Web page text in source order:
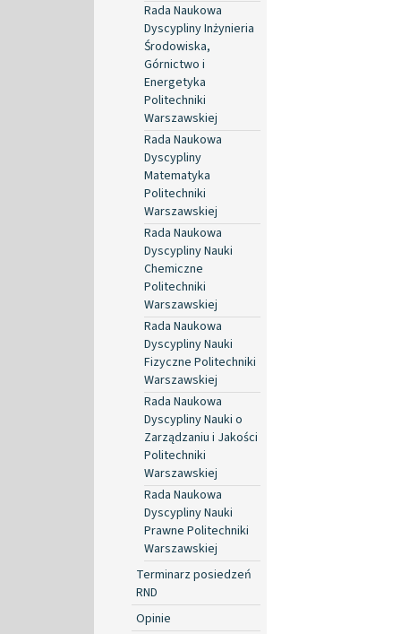
Rada Naukowa
Dyscypliny Inżynieria
Środowiska,
Górnictwo i
Energetyka
Politechniki
Warszawskiej
Rada Naukowa
Dyscypliny
Matematyka
Politechniki
Warszawskiej
Rada Naukowa
Dyscypliny Nauki
Chemiczne
Politechniki
Warszawskiej
Rada Naukowa
Dyscypliny Nauki
Fizyczne Politechniki
Warszawskiej
Rada Naukowa
Dyscypliny Nauki o
Zarządzaniu i Jakości
Politechniki
Warszawskiej
Rada Naukowa
Dyscypliny Nauki
Prawne Politechniki
Warszawskiej
Terminarz posiedzeń
RND
Opinie